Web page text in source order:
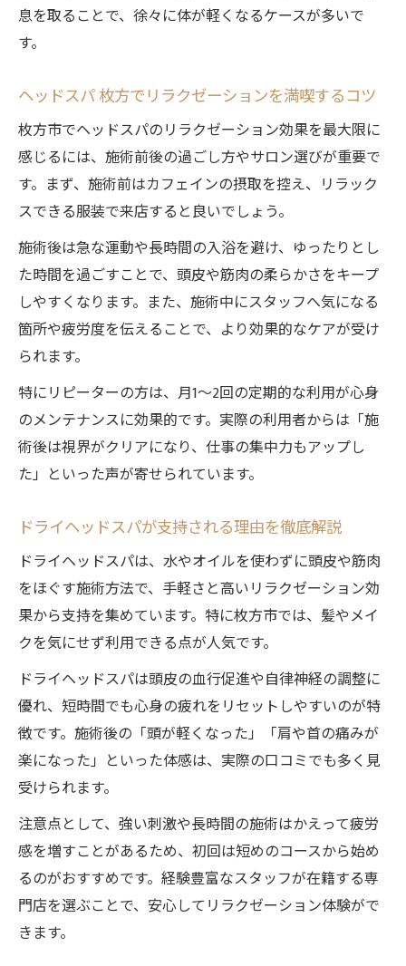
息を取ることで、徐々に体が軽くなるケースが多いで
す。
ヘッドスパ 枚方でリラクゼーションを満喫するコツ
枚方市でヘッドスパのリラクゼーション効果を最大限に
感じるには、施術前後の過ごし方やサロン選びが重要で
す。まず、施術前はカフェインの摂取を控え、リラック
スできる服装で来店すると良いでしょう。
施術後は急な運動や長時間の入浴を避け、ゆったりとし
た時間を過ごすことで、頭皮や筋肉の柔らかさをキープ
しやすくなります。また、施術中にスタッフへ気になる
箇所や疲労度を伝えることで、より効果的なケアが受け
られます。
特にリピーターの方は、月1〜2回の定期的な利用が心身
のメンテナンスに効果的です。実際の利用者からは「施
術後は視界がクリアになり、仕事の集中力もアップし
た」といった声が寄せられています。
ドライヘッドスパが支持される理由を徹底解説
ドライヘッドスパは、水やオイルを使わずに頭皮や筋肉
をほぐす施術方法で、手軽さと高いリラクゼーション効
果から支持を集めています。特に枚方市では、髪やメイ
クを気にせず利用できる点が人気です。
ドライヘッドスパは頭皮の血行促進や自律神経の調整に
優れ、短時間でも心身の疲れをリセットしやすいのが特
徴です。施術後の「頭が軽くなった」「肩や首の痛みが
楽になった」といった体感は、実際の口コミでも多く見
受けられます。
注意点として、強い刺激や長時間の施術はかえって疲労
感を増すことがあるため、初回は短めのコースから始め
るのがおすすめです。経験豊富なスタッフが在籍する専
門店を選ぶことで、安心してリラクゼーション体験がで
きます。